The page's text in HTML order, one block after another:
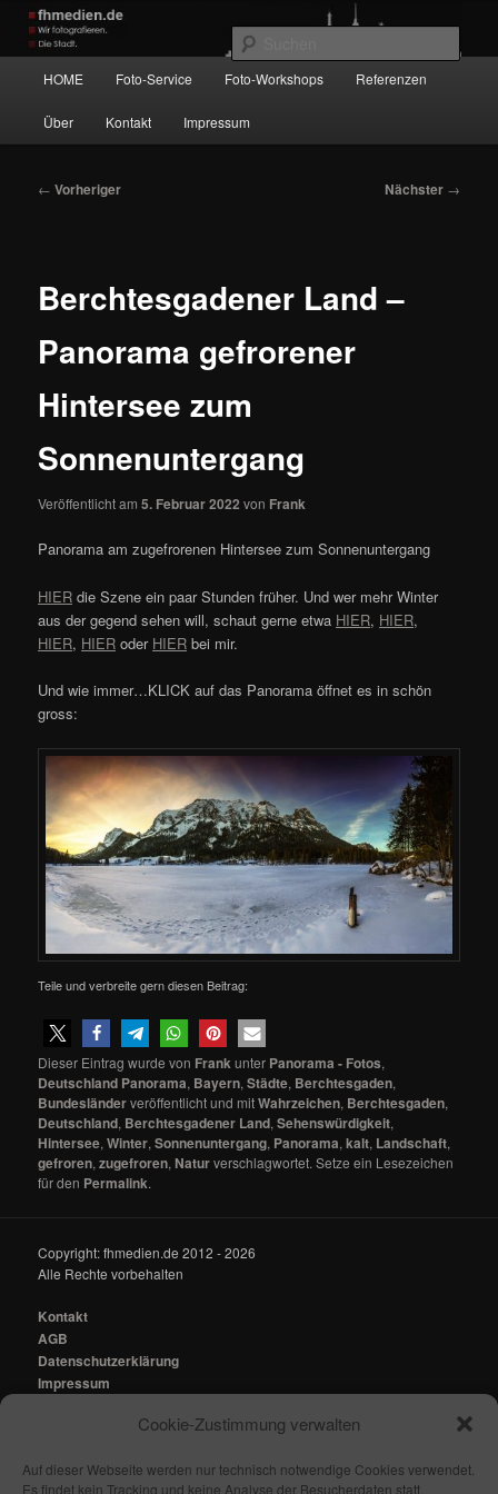
Cookie-Zustimmung verwalten
Auf dieser Webseite werden nur technisch notwendige Cookies verwendet.
Es findet kein Tracking und keine Analyse der Besucherdaten statt.
Zum
primären
Inhalt
springen
Wir fotografieren die Hauptstadt!
HOME Foto-Service Foto-Workshops Referenzen
Über Kontakt Impressum
Beitragsnavigation
← Vorheriger Nächster →
Berchtesgadener Land –
Panorama gefrorener
Hintersee zum
Sonnenuntergang
Veröffentlicht am5. Februar 2022 von Frank
Panorama am zugefrorenen Hintersee zum Sonnenuntergang
HIER die Szene ein paar Stunden früher. Und wer mehr Winter
aus der gegend sehen will, schaut gerne etwa HIER, HIER,
HIER, HIER oder HIER bei mir.
Und wie immer…KLICK auf das Panorama öffnet es in schön
gross:
Teile und verbreite gern diesen Beitrag:
Dieser Eintrag wurde von Frankunter Panorama - Fotos,
Deutschland Panorama, Bayern,Städte, Berchtesgaden,
Bundesländerveröffentlicht und mitWahrzeichen, Berchtesgaden,
Deutschland, Berchtesgadener Land,Sehenswürdigkeit,
Hintersee,Winter,Sonnenuntergang, Panorama,kalt, Landschaft,
gefroren,zugefroren, Naturverschlagwortet. Setze ein Lesezeichen
für den Permalink.
Copyright: fhmedien.de 2012 - 2026
Alle Rechte vorbehalten
Kontakt
AGB
Datenschutzerklärung
Impressum
mail@fhmedien.de